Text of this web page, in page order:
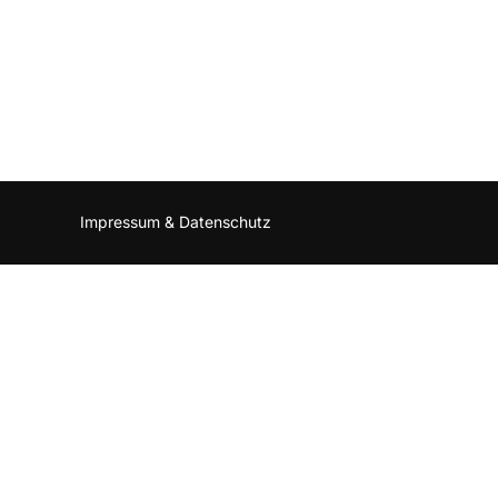
Impressum & Datenschutz